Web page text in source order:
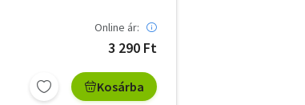
Online ár:
3 290 Ft
Kosárba